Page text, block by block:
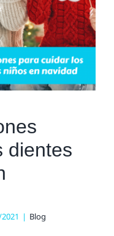
dientes
| Blog